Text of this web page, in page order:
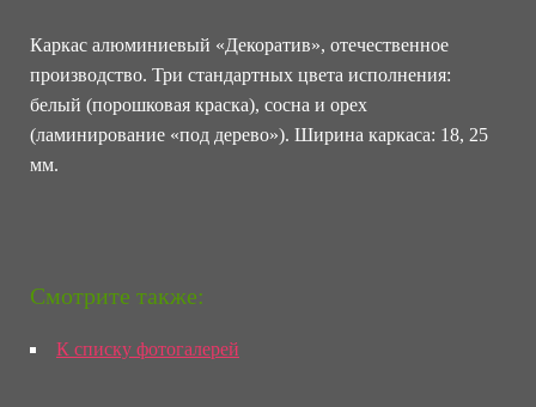
Каркас алюминиевый «Декоратив», отечественное
производство. Три стандартных цвета исполнения:
белый (порошковая краска), сосна и орех
(ламинирование «под дерево»). Ширина каркаса: 18, 25
мм.
Смотрите также:
К списку фотогалерей